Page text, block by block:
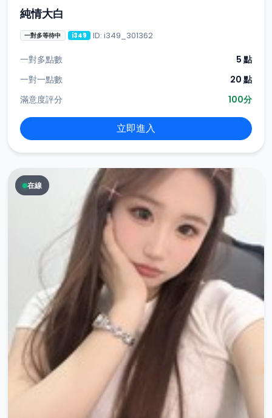
純情大白
一對多等待中 i349 ID: i349_301362
一對多點數
5 點
一對一點數
20 點
滿意度評分
100分
立即進入
在線